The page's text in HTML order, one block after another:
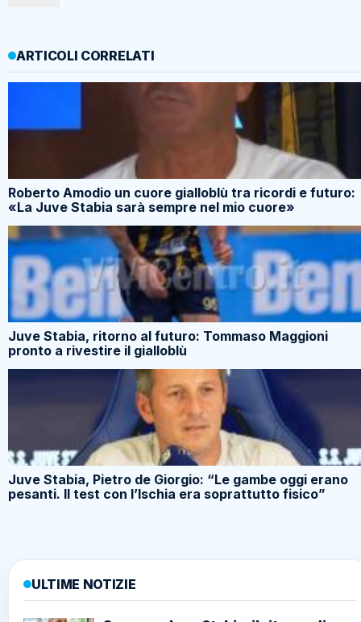
ARTICOLI CORRELATI
Roberto Amodio un cuore gialloblù tra ricordi e futuro:
«La Juve Stabia sarà sempre nel mio cuore»
Juve Stabia, ritorno al futuro: Tommaso Maggioni
pronto a rivestire il gialloblù
Juve Stabia, Pietro de Giorgio: “Le gambe oggi erano
pesanti. Il test con l’Ischia era soprattutto fisico”
ULTIME NOTIZIE